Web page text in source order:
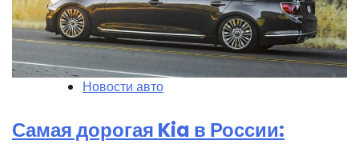
Новости авто
Самая дорогая Kia в России: